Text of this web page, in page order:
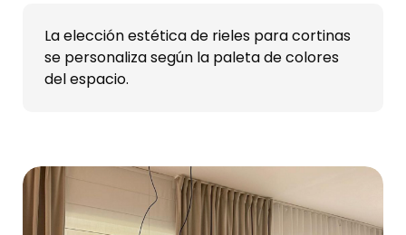
La elección estética de rieles para cortinas
se personaliza según la paleta de colores
del espacio.